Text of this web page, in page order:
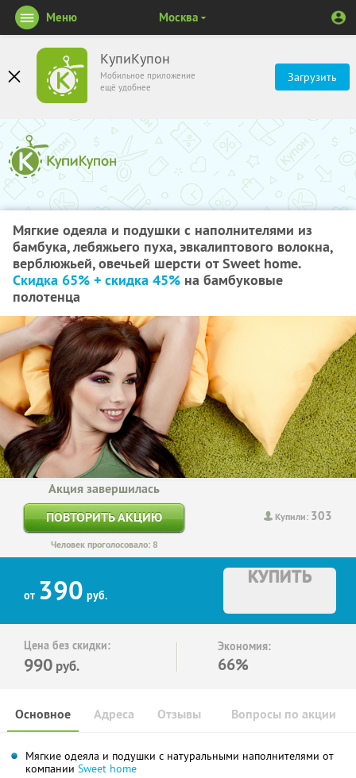
КупиКупон
Мобильное приложение
ещё удобнее
Загрузить
Меню Москва
Мягкие одеяла и подушки с наполнителями из
бамбука, лебяжьего пуха, эвкалиптового волокна,
верблюжьей, овечьей шерсти от Sweet home.
Скидка 65% + скидка 45% на бамбуковые
полотенца
Купили: 303
Акция завершилась
ПОВТОРИТЬ АКЦИЮ
Человек проголосовало: 8
от 390 руб.
КУПИТЬ
Цена без скидки:
990 руб.
Экономия:
66%
Основное Отзывы Вопросы по акции
Адреса
Мягкие одеяла и подушки с натуральными наполнителями от
компании Sweet home